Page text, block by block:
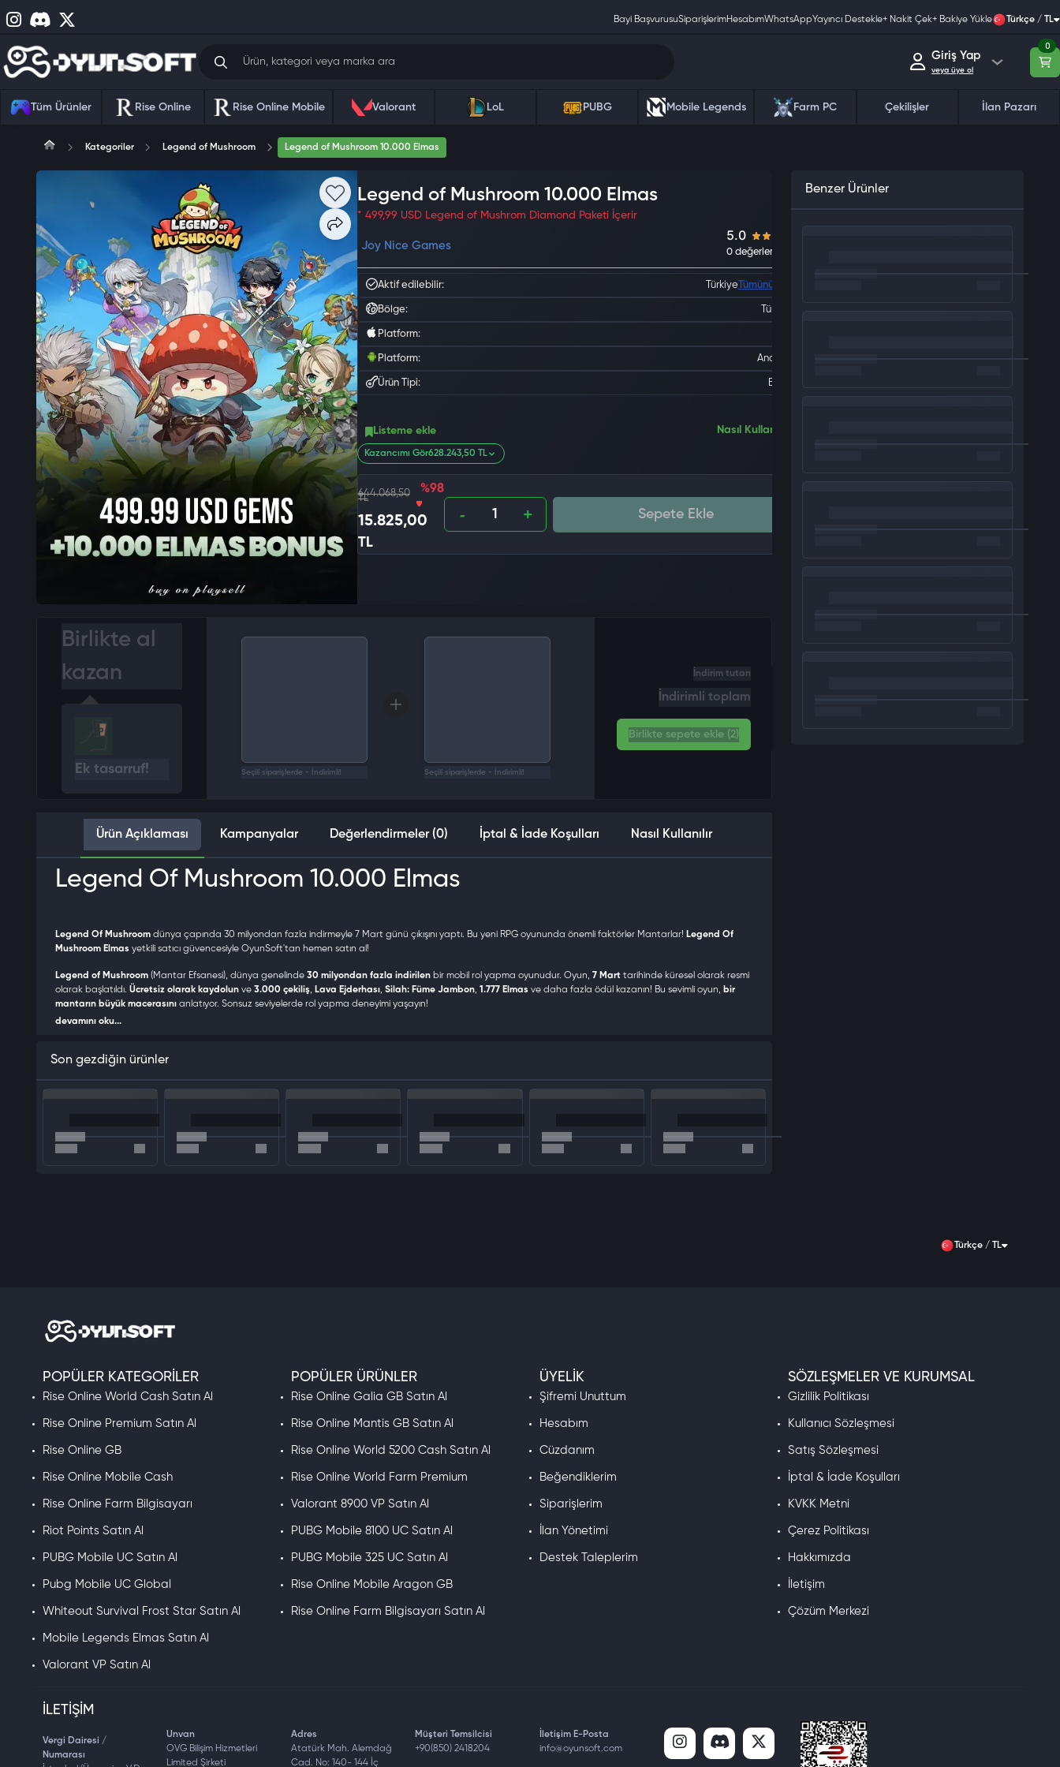
Bayi BaşvurusuSiparişlerimHesabımWhatsAppYayıncı Destekle+ Nakit Çek+ Bakiye Yükle Türkçe / TL
Giriş Yap
veya üye ol
0
Tüm Ürünler Rise Online Rise Online Mobile Valorant LoL PUBG Mobile Legends Farm PC Çekilişler İlan Pazarı
Kategoriler Legend of Mushroom Legend of Mushroom 10.000 Elmas
Legend of Mushroom 10.000 Elmas
* 499,99 USD Legend of Mushrom Diamond Paketi İçerir
Joy Nice Games
0 değerlendirme
Aktif edilebilir: Türkiye Tümünü Gör
Bölge: Türkiye
Platform:
Platform: Android
Ürün Tipi: E-pin
Nasıl Kullanılır
Listeme ekle
Kazancımı Gör628.243,50 TL
644.068,50
TL
%98
15.825,00
TL
Sepete Ekle
Birlikte al
kazan
Ek tasarruf! Seçili siparişlerde - İndirimli! Seçili siparişlerde - İndirimli!
İndirim tutarı
İndirimli toplam
Birlikte sepete ekle (2)
Ürün Açıklaması Kampanyalar Değerlendirmeler (0) İptal & İade Koşulları Nasıl Kullanılır
Legend Of Mushroom 10.000 Elmas
Legend Of Mushroomdünya çapında 30 milyondan fazla indirmeyle 7 Mart günü çıkışını yaptı. Bu yeni RPG oyununda önemli faktörler Mantarlar! Legend Of
Mushroom Elmasyetkili satıcı güvencesiyle OyunSoft'tan hemen satın al!
Legend of Mushroom(Mantar Efsanesi), dünya genelinde 30 milyondan fazla indirilenbir mobil rol yapma oyunudur. Oyun, 7 Marttarihinde küresel olarak resmi
olarak başlatıldı. Ücretsiz olarak kaydolunve 3.000 çekiliş, Lava Ejderhası, Silah: Füme Jambon, 1.777 Elmasve daha fazla ödül kazanın! Bu sevimli oyun, bir
mantarın büyük macerasınıanlatıyor. Sonsuz seviyelerde rol yapma deneyimi yaşayın!
Sınıf Seçimi
: Küçük bir mantar bile farklı sınıfları seçebilir ve elit bir maceracı olabilir!
Benzersiz Tasarımlar
: Yaratıcı mantar tasarımları! Kendi mantarınızı özelleştirin!
Boss Meydan Okuması
: Bir ittifaka katılın. Küçük mantarlar bile kötü ejderhaları yenebilir!
En Güçlü İttifak
: Arkadaşlarınızla birlikte savaşın ve diğer ittifaklarla yarışın!
devamını oku...
Son gezdiğin ürünler
Benzer Ürünler
Türkçe / TL
POPÜLER KATEGORILER
Rise Online World Cash Satın Al
Rise Online Premium Satın Al
Rise Online GB
Rise Online Mobile Cash
Rise Online Farm Bilgisayarı
Riot Points Satın Al
PUBG Mobile UC Satın Al
Pubg Mobile UC Global
Whiteout Survival Frost Star Satın Al
Mobile Legends Elmas Satın Al
Valorant VP Satın Al
POPÜLER ÜRÜNLER
Rise Online Galia GB Satın Al
Rise Online Mantis GB Satın Al
Rise Online World 5200 Cash Satın Al
Rise Online World Farm Premium
Valorant 8900 VP Satın Al
PUBG Mobile 8100 UC Satın Al
PUBG Mobile 325 UC Satın Al
Rise Online Mobile Aragon GB
Rise Online Farm Bilgisayarı Satın Al
ÜYELIK
Şifremi Unuttum
Hesabım
Cüzdanım
Beğendiklerim
Siparişlerim
İlan Yönetimi
Destek Taleplerim
SÖZLEŞMELER VE KURUMSAL
Gizlilik Politikası
Kullanıcı Sözleşmesi
Satış Sözleşmesi
İptal & İade Koşulları
KVKK Metni
Çerez Politikası
Hakkımızda
İletişim
Çözüm Merkezi
İLETIŞIM
Vergi Dairesi /
Numarası
Unvan
OVG Bilişim Hizmetleri
Limited Şirketi
Adres
Atatürk Mah. Alemdağ
Cad. No: 140- 144 İç
Müşteri Temsilcisi
+90(850) 2418204
İletişim E-Posta
info@oyunsoft.com